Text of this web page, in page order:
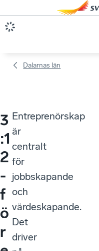
Dalarnas län
3
:1
2
-
f
ö
r
Entreprenörskap
är
centralt
för
jobbskapande
och
värdeskapande.
Det
driver